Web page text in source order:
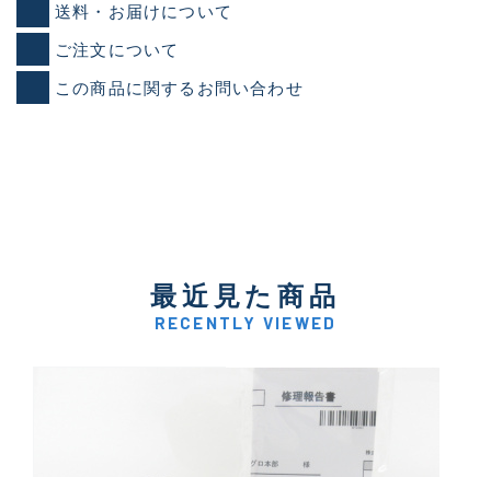
送料・お届けについて
ご注文について
この商品に関するお問い合わせ
最近見た商品
RECENTLY VIEWED